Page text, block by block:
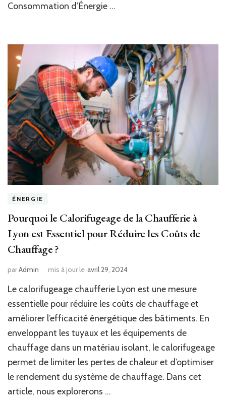
Objectifs
Durable
Consommation d’Énergie …
ÉNERGIE
Pourquoi le Calorifugeage de la Chaufferie à
Lyon est Essentiel pour Réduire les Coûts de
Chauffage ?
parAdmin mis à jour le avril 29, 2024
Le calorifugeage chaufferie Lyon est une mesure
essentielle pour réduire les coûts de chauffage et
améliorer l’efficacité énergétique des bâtiments. En
enveloppant les tuyaux et les équipements de
chauffage dans un matériau isolant, le calorifugeage
permet de limiter les pertes de chaleur et d’optimiser
le rendement du système de chauffage. Dans cet
article, nous explorerons …